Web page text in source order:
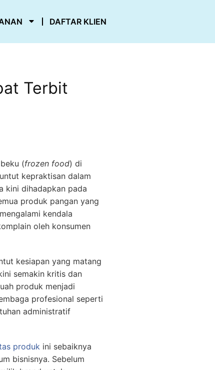
DAFTAR KLIEN
Terbit
(frozen food) di
kepraktisan dalam
kini dihadapkan pada
produk pangan yang
kendala
oleh konsumen
kesiapan yang matang
semakin kritis dan
produk menjadi
profesional seperti
administratif
produk ini sebaiknya
bisnisnya. Sebelum